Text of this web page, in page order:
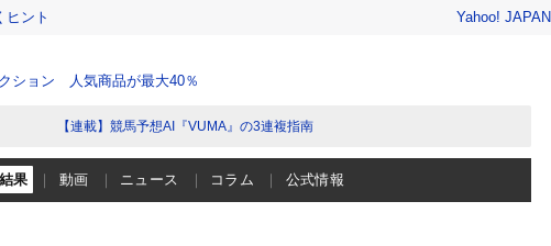
ント Yahoo! JAPAN
ション 人気商品が最大40％
【連載】競馬予想AI『VUMA』の3連複指南
果 動画 ニュース コラム 公式情報